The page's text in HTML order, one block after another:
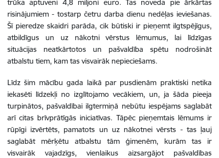
trūka aptuveni 4,8 miljoni euro. Tas noveda pie ārkārtas
risinājumiem - tostarp četru darba dienu nedēļas ieviešanas.
Šī pieredze skaidri parāda, cik būtiski ir pieņemt ilgtspējīgus,
atbildīgus un uz nākotni vērstus lēmumus, lai līdzīgas
situācijas neatkārtotos un pašvaldība spētu nodrošināt
atbalstu tiem, kam tas visvairāk nepieciešams.
Līdz šim mācību gada laikā par pusdienām praktiski netika
iekasēti līdzekļi no izglītojamo vecākiem, un, ja šāda pieeja
turpinātos, pašvaldībai ilgtermiņā nebūtu iespējams saglabāt
arī citas brīvprātīgās iniciatīvas. Tāpēc pieņemtais lēmums ir
rūpīgi izvērtēts, pamatots un uz nākotnei vērsts - tas ļauj
saglabāt mērķētu atbalstu tām ģimenēm, kurām tas ir
visvairāk vajadzīgs, vienlaikus aizsargājot pašvaldības